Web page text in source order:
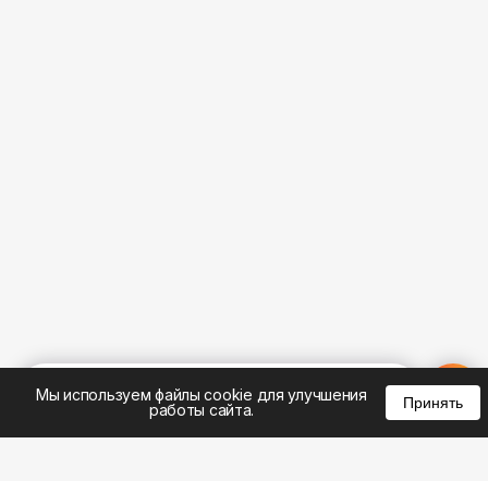
Мы используем файлы cookie для улучшения
работы сайта.
Принять